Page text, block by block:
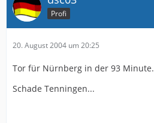
Profi
20. August 2004 um 20:25
Tor für Nürnberg in der 93 Minute.
Schade Tenningen...